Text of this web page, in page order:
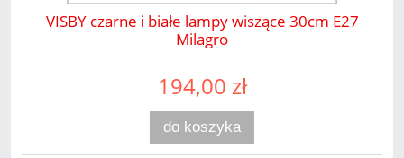
VISBY czarne i białe lampy wiszące 30cm E27
Milagro
194,00 zł
do koszyka